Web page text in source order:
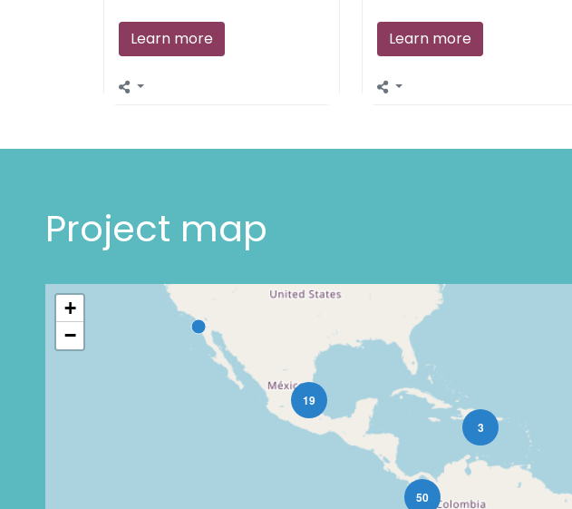
Learn more Learn more
Project map